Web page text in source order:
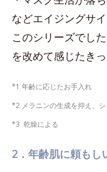
などエイジングサ
このシリーズでし
を改めて感じたき
*1 年齢に応じたお手入れ
*2 メラニンの生成を抑え、
*3 乾燥による
2．年齢肌に頼もし